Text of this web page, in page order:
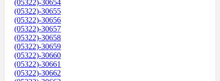
(05322)-30654
(05322)-30655
(05322)-30656
(05322)-30657
(05322)-30658
(05322)-30659
(05322)-30660
(05322)-30661
(05322)-30662